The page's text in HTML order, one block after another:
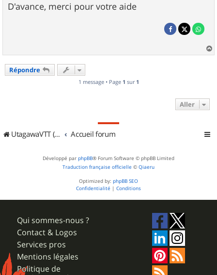
D'avance, merci pour votre aide
a
Répondre
1 message • Page 1 sur 1
Aller
UtagawaVTT (Randos VTT et VTTAE avec traces GPS) Accueil forum
Développé par phpBB® Forum Software © phpBB Limited
Traduction française officielle © Qiaeru
Optimized by: phpBB SEO
Confidentialité | Conditions
Qui sommes-nous ?
Contact & Logos
Services pros
Mentions légales
Politique de